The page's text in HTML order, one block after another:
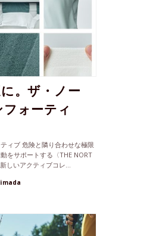
。ザ・ノー
ォーティ
ィブ 危険と隣り合わせな極限
をサポートする〈THE NORT
しいアクティブコレ...